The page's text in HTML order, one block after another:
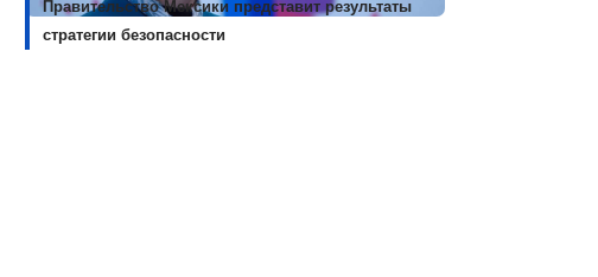
Правительство Мексики представит результаты
стратегии безопасности